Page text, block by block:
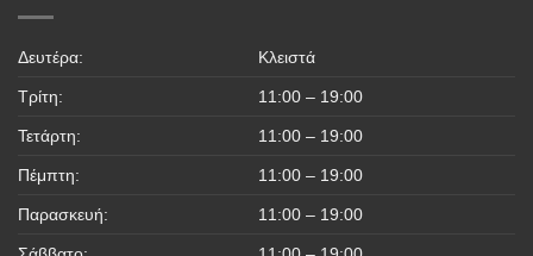
Δευτέρα: Κλειστά
Τρίτη: 11:00 – 19:00
Τετάρτη: 11:00 – 19:00
Πέμπτη: 11:00 – 19:00
Παρασκευή: 11:00 – 19:00